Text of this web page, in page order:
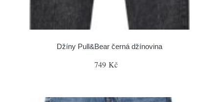
Džíny Pull&Bear černá džínovina
749 Kč